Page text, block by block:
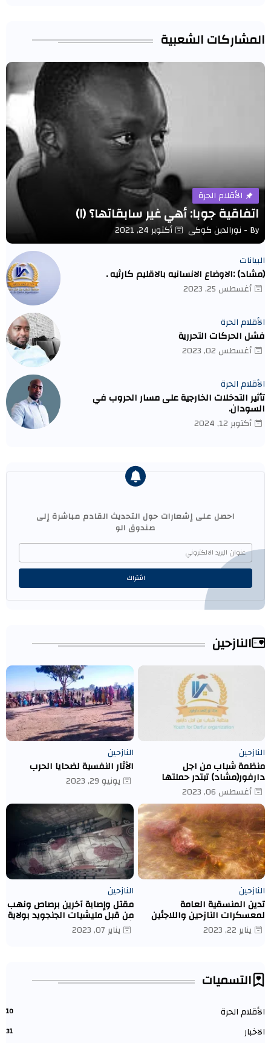
المشاركات الشعبية
الأقلام الحرة
اتفاقية جوبا: أهي غير سابقاتها؟ (١)
By - نورالدين كوكى
أكتوبر 24, 2021
البيانات
(مشاد) :الاوضاع الانسانيه بالاقليم كارثيه .
أغسطس 25, 2023
الأقلام الحرة
فشل الحركات التحررية
أغسطس 02, 2023
الأقلام الحرة
تأثير التدخلات الخارجية على مسار الحروب في
السودان.
أكتوبر 12, 2024
احصل على إشعارات حول التحديث القادم مباشرة إلى
صندوق الو
النازحين
النازحين
منظمة شباب من اجل
دارفور(مشاد) تبتدر حملتها
الاولى لتوزع مساعدات ماديه
بمعسكر ادري- تشاد
أغسطس 06, 2023
النازحين
الآثار النفسية لضحايا الحرب
يونيو 29, 2023
النازحين
تدين المنسقية العامة
لمعسكرات النازحين واللاجئين
قتل النازحة/ نوال إسماعيل
يعقوب يوسف عبد الله
يناير 22, 2023
النازحين
مقتل وإصابة آخرين برصاص ونهب
من قبل مليشيات الجنجويد بولاية
شمال دارفور كبكابية.
يناير 07, 2023
التسميات
الأقلام الحرة 10
الاخبار 31